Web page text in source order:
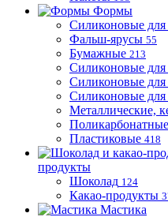
Формы
Силиконовые
Фальш-ярусы 55
Бумажные 213
Силиконовые для
Силиконовые
Силиконовые для
Металлические,
Поликарбонатные
Пластиковые 418
продукты
Шоколад 124
Какао-продукты
Мастика